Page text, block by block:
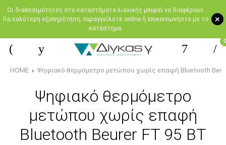
+
Oι διαθεσιμότητες στα καταστήματα λιανικής μπορεί να διαφέρουν.
Για καλύτερη εξυπηρέτηση, παραγγείλετε online ή επικοινωνήστε με το
κατάστημα.
0
HOME Ψηφιακό θερμόμετρο μετώπου χωρίς επαφή Bluetooth
Ψηφιακό θερμόμετρο
μετώπου χωρίς επαφή
Bluetooth Beurer FT 95 BT